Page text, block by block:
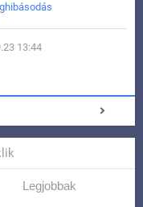
13:44
Legjobbak